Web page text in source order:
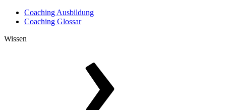
Coaching Ausbildung
Coaching Glossar
Wissen